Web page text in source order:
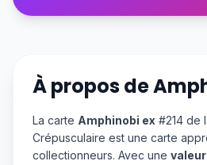
À propos de
La carte Amphinobi ex #214 de
Crépusculaire est une carte
collectionneurs. Avec une